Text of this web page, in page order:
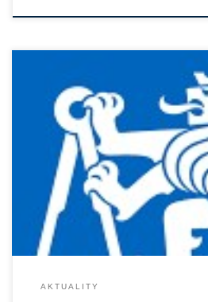
Rozpis státních závěrečných zkoušek v
AKTUALITY